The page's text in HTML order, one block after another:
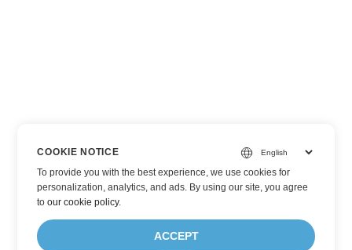
COOKIE NOTICE
To provide you with the best experience, we use cookies for
personalization, analytics, and ads. By using our site, you agree
toour cookie policy.
ACCEPT